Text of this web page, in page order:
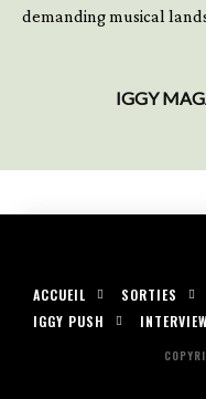
demanding musical
IGGY
ACCUEIL SORTIES
IGGY PUSH
INTERVIEW